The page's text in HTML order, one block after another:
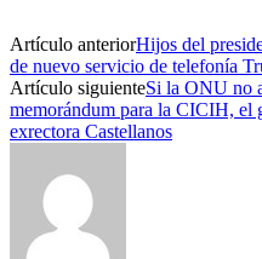
Artículo anteriorHijos del
de nuevo servicio de telefonía
Artículo siguienteSi la ONU no
memorándum para la CICIH, el
exrectora Castellanos